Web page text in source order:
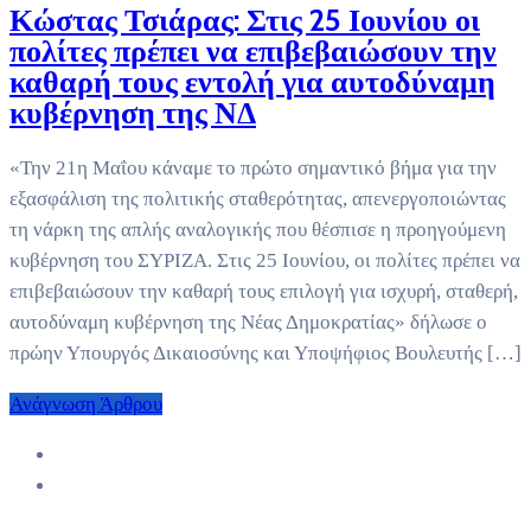
Κώστας Τσιάρας: Στις 25 Ιουνίου οι
πολίτες πρέπει να επιβεβαιώσουν την
καθαρή τους εντολή για αυτοδύναμη
κυβέρνηση της ΝΔ
«Την 21η Μαΐου κάναμε το πρώτο σημαντικό βήμα για την
εξασφάλιση της πολιτικής σταθερότητας, απενεργοποιώντας
τη νάρκη της απλής αναλογικής που θέσπισε η προηγούμενη
κυβέρνηση του ΣΥΡΙΖΑ. Στις 25 Ιουνίου, οι πολίτες πρέπει να
επιβεβαιώσουν την καθαρή τους επιλογή για ισχυρή, σταθερή,
αυτοδύναμη κυβέρνηση της Νέας Δημοκρατίας» δήλωσε ο
πρώην Υπουργός Δικαιοσύνης και Υποψήφιος Βουλευτής […]
Ανάγνωση Άρθρου